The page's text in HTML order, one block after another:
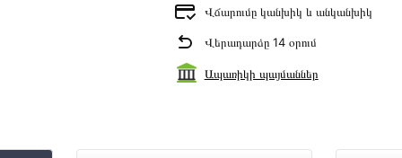
Վճարումը կանխիկ և անկանխիկ
Վերադարձը 14 օրում
Ապառիկի պայմաններ